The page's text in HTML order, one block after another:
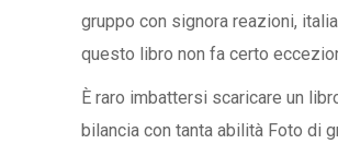
gruppo con signora reazioni,
questo libro non fa certo
È raro imbattersi scaricare un
bilancia con tanta abilità Foto di